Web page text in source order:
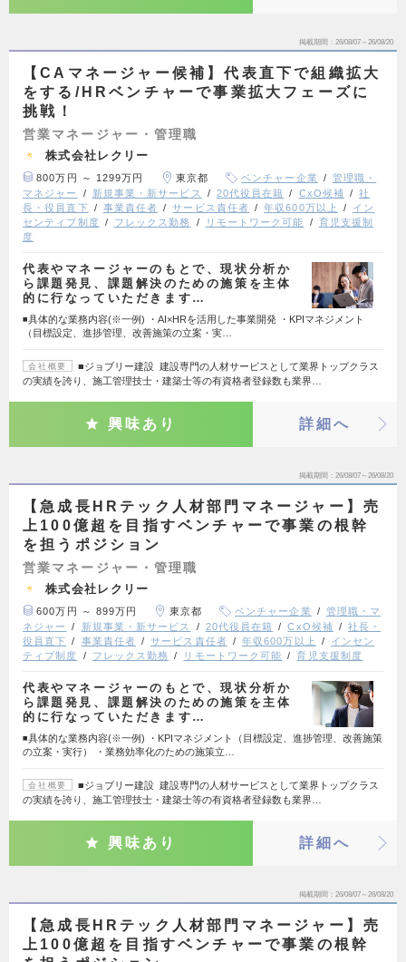
掲載期間 26/08/07～26/08/20
【CAマネージャー候補】代表直下で組織拡大
をする/HRベンチャーで事業拡大フェーズに
挑戦！
営業マネージャー・管理職
株式会社レクリー
800万円 ～ 1299万円 東京都 ベンチャー企業
管理職・
マネジャー
新規事業・新サービス 20代役員在籍 CxO候補
社
長・役員直下
事業責任者 サービス責任者 年収600万以上
イン
センティブ制度
フレックス勤務 リモートワーク可能
育児支援制
度
代表やマネージャーのもとで、現状分析か
ら課題発見、課題解決のための施策を主体
的に行なっていただきます…
◾️具体的な業務内容(※一例) ・AI×HRを活用した事業開発 ・KPIマネジメント
（目標設定、進捗管理、改善施策の立案・実…
会社概要
■ジョブリー建設 建設専門の人材サービスとして業界トップクラス
の実績を誇り、施工管理技士・建築士等の有資格者登録数も業界…
興味あり 詳細へ
掲載期間 26/08/07～26/08/20
【急成長HRテック人材部門マネージャー】売
上100億超を目指すベンチャーで事業の根幹
を担うポジション
営業マネージャー・管理職
株式会社レクリー
600万円 ～ 899万円 東京都 ベンチャー企業
管理職・マ
ネジャー
新規事業・新サービス 20代役員在籍 CxO候補
社長・
役員直下
事業責任者 サービス責任者 年収600万以上
インセン
ティブ制度
フレックス勤務 リモートワーク可能 育児支援制度
代表やマネージャーのもとで、現状分析か
ら課題発見、課題解決のための施策を主体
的に行なっていただきます…
◾️具体的な業務内容(※一例) ・KPIマネジメント（目標設定、進捗管理、改善施策
の立案・実行） ・業務効率化のための施策立…
会社概要
■ジョブリー建設 建設専門の人材サービスとして業界トップクラス
の実績を誇り、施工管理技士・建築士等の有資格者登録数も業界…
興味あり 詳細へ
掲載期間 26/08/07～26/08/20
【急成長HRテック人材部門マネージャー】売
上100億超を目指すベンチャーで事業の根幹